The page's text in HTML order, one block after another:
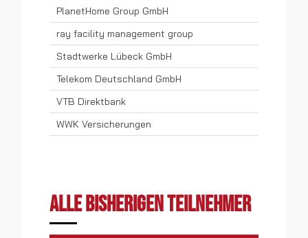
PlanetHome Group GmbH
ray facility management group
Stadtwerke Lübeck GmbH
Telekom Deutschland GmbH
VTB Direktbank
WWK Versicherungen
Alle bisherigen Teilnehmer